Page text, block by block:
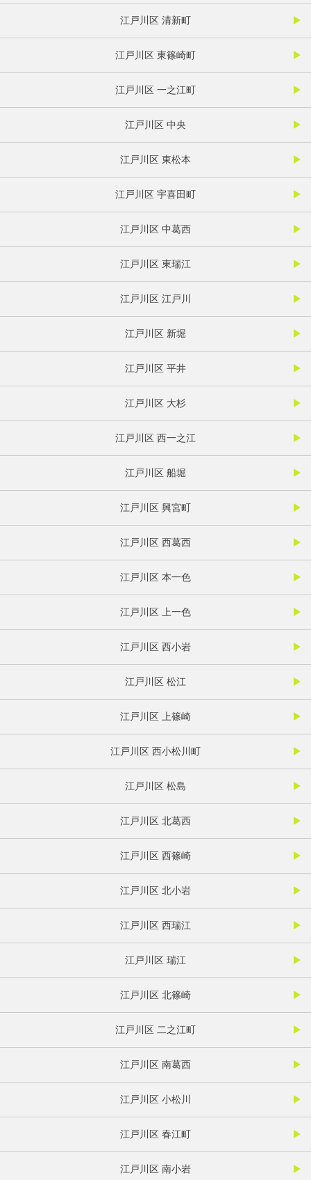
江戸川区 清新町
江戸川区 東篠崎町
江戸川区 一之江町
江戸川区 中央
江戸川区 東松本
江戸川区 宇喜田町
江戸川区 中葛西
江戸川区 東瑞江
江戸川区 江戸川
江戸川区 新堀
江戸川区 平井
江戸川区 大杉
江戸川区 西一之江
江戸川区 船堀
江戸川区 興宮町
江戸川区 西葛西
江戸川区 本一色
江戸川区 上一色
江戸川区 西小岩
江戸川区 松江
江戸川区 上篠崎
江戸川区 西小松川町
江戸川区 松島
江戸川区 北葛西
江戸川区 西篠崎
江戸川区 北小岩
江戸川区 西瑞江
江戸川区 瑞江
江戸川区 北篠崎
江戸川区 二之江町
江戸川区 南葛西
江戸川区 小松川
江戸川区 春江町
江戸川区 南小岩